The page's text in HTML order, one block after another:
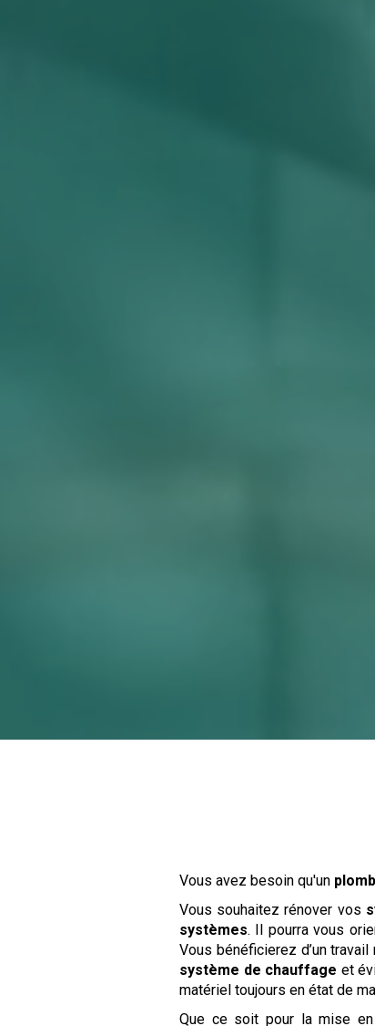
Vous avez besoin qu'un
Vous souhaitez rénover vos
systèmes. Il pourra vous
Vous bénéficierez d’un
système de chauffage et
matériel toujours en état de
Que ce soit pour la mise